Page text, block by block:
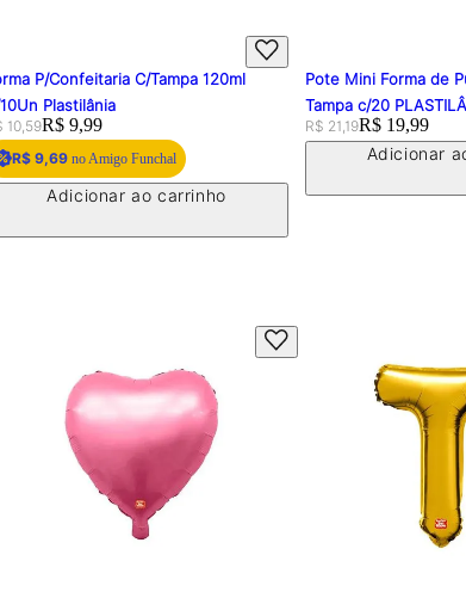
P/Confeitaria C/Tampa 120ml
Plastilânia
price:
10,59Price:
R$ 9,99
R$ 9,69 no Amigo Funchal
Adicionar ao carrinho
Pote Mini Forma de
Tampa c/20
Original price:
R$ 21,19Price:
R$ 19,99
Adicionar